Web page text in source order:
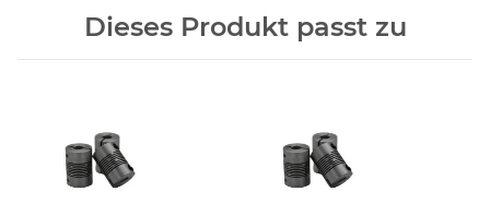
Dieses Produkt passt zu